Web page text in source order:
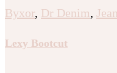
Byxor, Dr Denim,
Lexy Bootcut